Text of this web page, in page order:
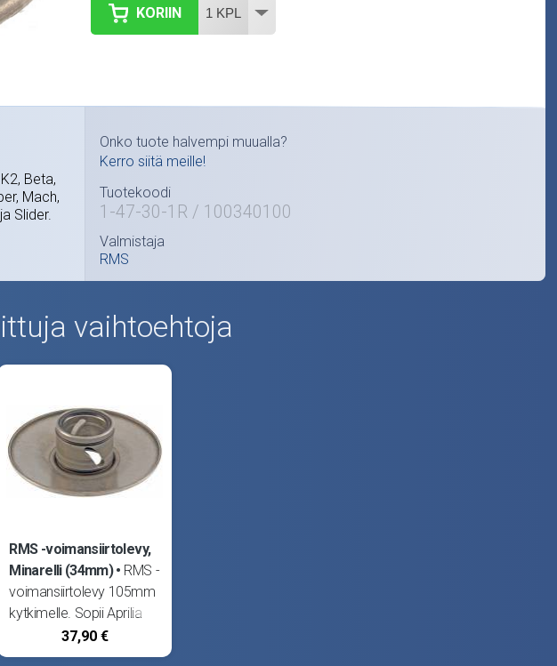
KORIIN
Beta,
Mach,
Slider.
Onko tuote halvempi muualla?
Kerro siitä meille!
Tuotekoodi
1-47-30-1R / 100340100
Valmistaja
RMS
vaihtoehtoja
RMS -voimansiirtolevy,
Minarelli (34mm)
RMS -
voimansiirtolevy 105mm
kytkimelle. Sopii Aprilia
Amico, Rally, Scabareo ja
SR50, Benelli 491RR,
37,90 €